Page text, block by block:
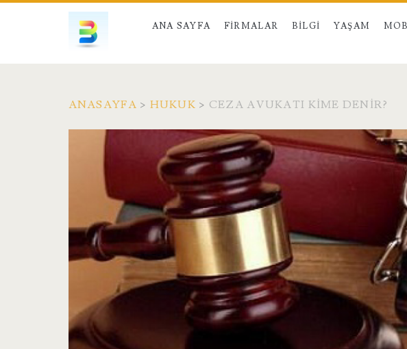
ANA SAYFA FIRMALAR BILGI YAŞAM
ANASAYFA > HUKUK > CEZA AVUKATI KIME DENIR?